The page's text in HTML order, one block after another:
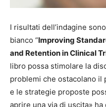
I risultati dell’indagine
bianco “Improving
and Retention in Clinical
libro possa stimolare la
problemi che ostacolano
e le strategie proposte
aprire una via di uscita»